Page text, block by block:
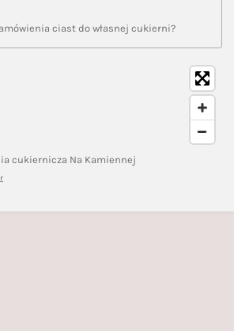
ciast do własnej cukierni?
cukiernicza Na Kamiennej